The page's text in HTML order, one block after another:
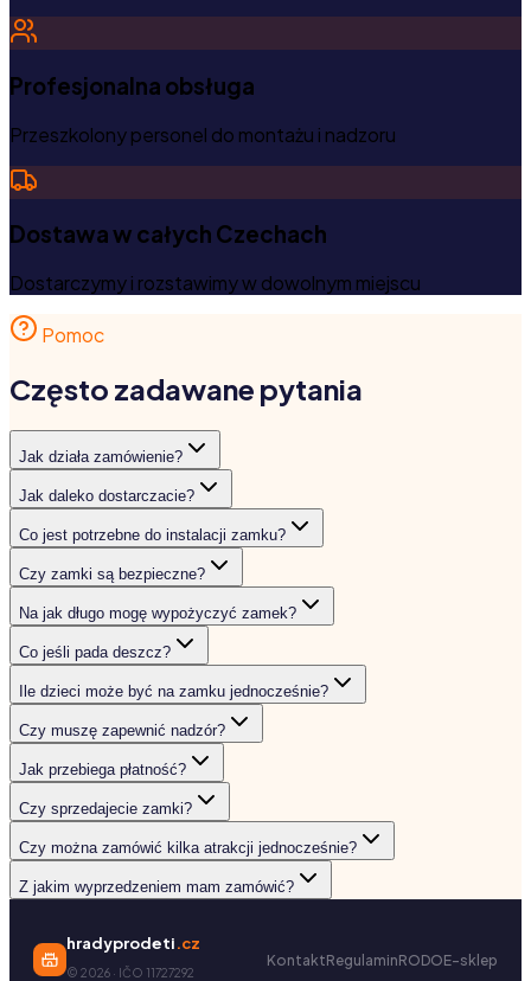
Profesjonalna obsługa
Przeszkolony personel do montażu i nadzoru
Dostawa w całych Czechach
Dostarczymy i rozstawimy w dowolnym miejscu
Pomoc
Często zadawane pytania
Jak działa zamówienie?
Jak daleko dostarczacie?
Co jest potrzebne do instalacji zamku?
Czy zamki są bezpieczne?
Na jak długo mogę wypożyczyć zamek?
Co jeśli pada deszcz?
Ile dzieci może być na zamku jednocześnie?
Czy muszę zapewnić nadzór?
Jak przebiega płatność?
Czy sprzedajecie zamki?
Czy można zamówić kilka atrakcji jednocześnie?
Z jakim wyprzedzeniem mam zamówić?
hradyprodeti.cz
© 2026 · IČO 11727292
KontaktRegulaminRODOE-sklep